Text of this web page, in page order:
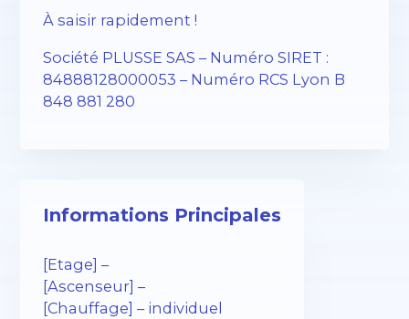
À saisir rapidement !
Société PLUSSE SAS – ​​Numéro SIRET :
84888128000053 – Numéro RCS Lyon B
848 881 280
Informations Principales
[Etage] –
[Ascenseur] –
[Chauffage] – individuel